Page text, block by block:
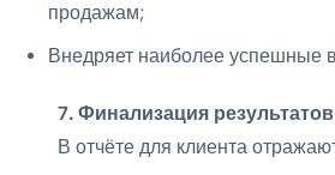
продажам;
Внедряет наиболее успешные
7. Финализация результатов
В отчёте для клиента